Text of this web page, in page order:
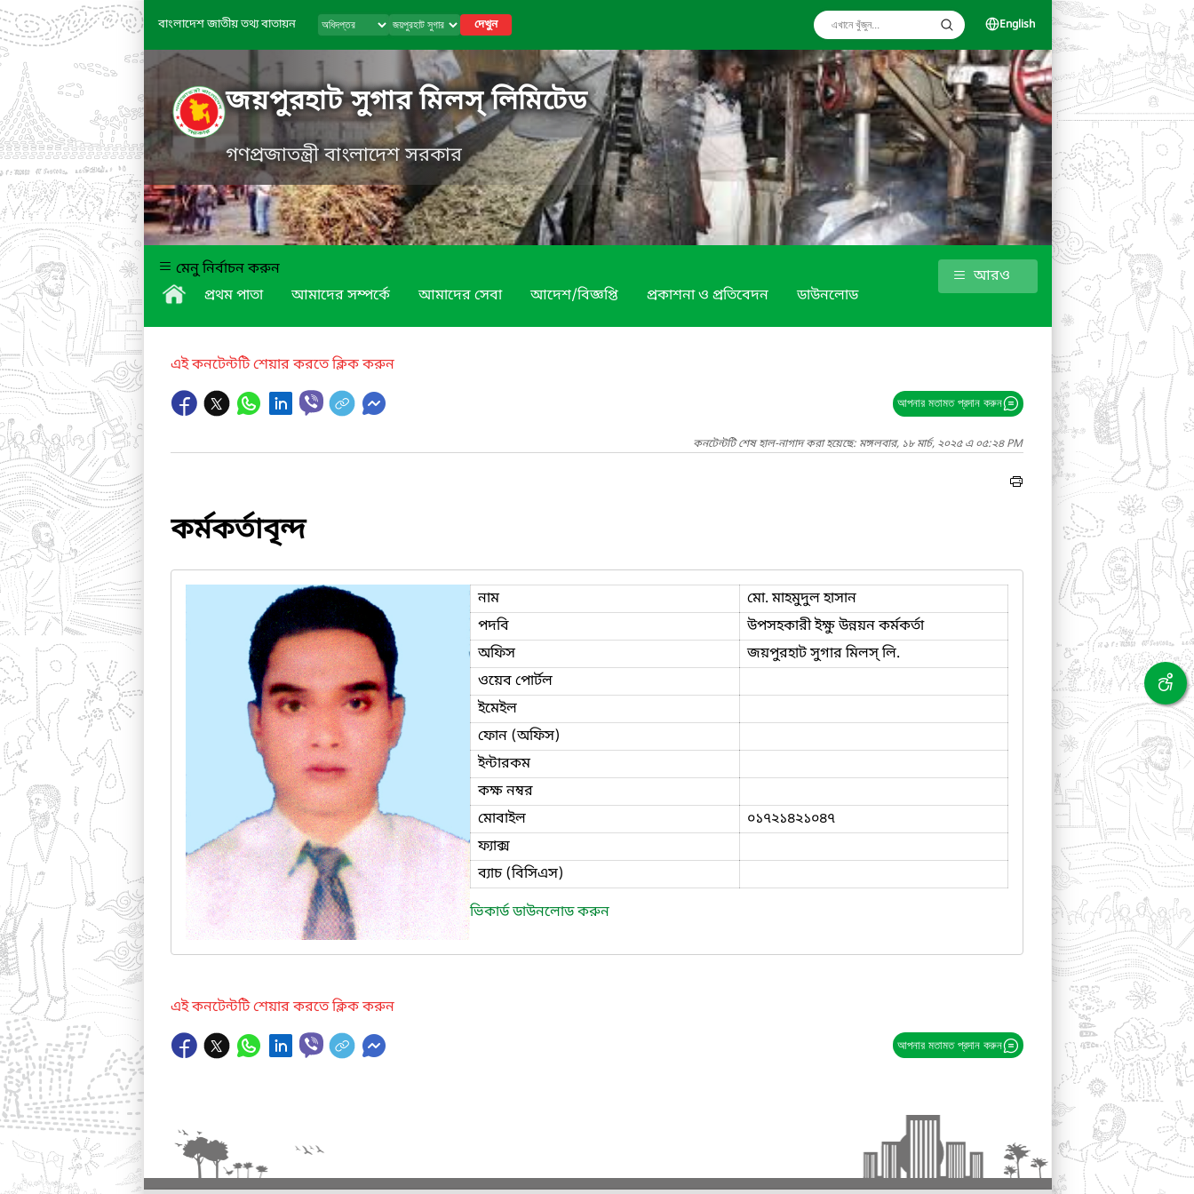
বাংলাদেশ জাতীয় তথ্য বাতায়ন দেখুন English
জয়পুরহাট সুগার মিলস্ লিমিটেড
গণপ্রজাতন্ত্রী বাংলাদেশ সরকার
মেনু নির্বাচন করুন
প্রথম পাতা
আমাদের সম্পর্কে আমাদের সেবা আদেশ/বিজ্ঞপ্তি প্রকাশনা ও প্রতিবেদন ডাউনলোড
আরও
এই কনটেন্টটি শেয়ার করতে ক্লিক করুন
আপনার মতামত প্রদান করুন
কনটেন্টটি শেষ হাল-নাগাদ করা হয়েছে: মঙ্গলবার, ১৮ মার্চ, ২০২৫ এ ০৫:২৪ PM
কর্মকর্তাবৃন্দ
নাম
মো. মাহমুদুল হাসান
পদবি
উপসহকারী ইক্ষু উন্নয়ন কর্মকর্তা
অফিস
জয়পুরহাট সুগার মিলস্ লি.
ওয়েব পোর্টল
ইমেইল
ফোন (অফিস)
ইন্টারকম
কক্ষ নম্বর
মোবাইল
০১৭২১৪২১০৪৭
ফ্যাক্স
ব্যাচ (বিসিএস)
ভিকার্ড ডাউনলোড করুন
এই কনটেন্টটি শেয়ার করতে ক্লিক করুন
আপনার মতামত প্রদান করুন